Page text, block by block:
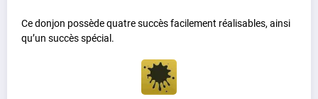
Ce donjon possède quatre succès facilement réalisables, ainsi
qu’un succès spécial.